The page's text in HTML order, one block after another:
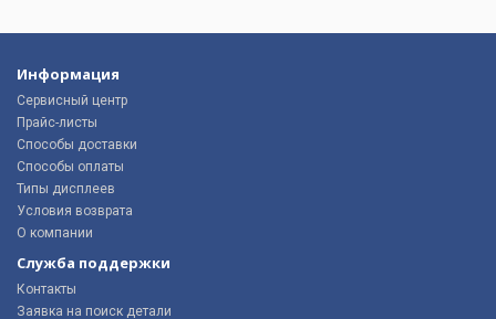
Информация
Сервисный центр
Прайс-листы
Способы доставки
Способы оплаты
Типы дисплеев
Условия возврата
О компании
Служба поддержки
Контакты
Заявка на поиск детали